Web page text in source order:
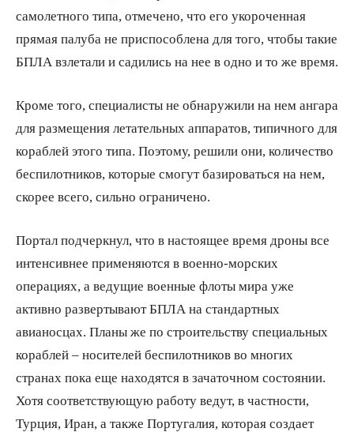
самолетного типа, отмечено, что его укороченная
прямая палуба не приспособлена для того, чтобы такие
БПЛА взлетали и садились на нее в одно и то же время.
Кроме того, специалисты не обнаружили на нем ангара
для размещения летательных аппаратов, типичного для
кораблей этого типа. Поэтому, решили они, количество
беспилотников, которые смогут базироваться на нем,
скорее всего, сильно ограничено.
Портал подчеркнул, что в настоящее время дроны все
интенсивнее применяются в военно-морских
операциях, а ведущие военные флоты мира уже
активно развертывают БПЛА на стандартных
авианосцах. Планы же по строительству специальных
кораблей – носителей беспилотников во многих
странах пока еще находятся в зачаточном состоянии.
Хотя соответствующую работу ведут, в частности,
Турция, Иран, а также Португалия, которая создает